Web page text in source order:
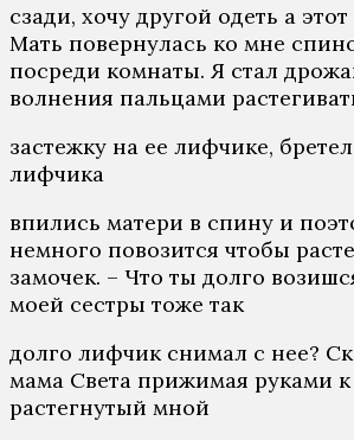
сзади, хочу другой одеть а
Мать повернулась ко мне
посреди комнаты. Я стал
волнения пальцами
застежку на ее лифчике,
лифчика
впились матери в спину и
немного повозится чтобы
замочек. – Что ты долго
моей сестры тоже так
долго лифчик снимал с нее?
мама Света прижимая руками к
растегнутый мной